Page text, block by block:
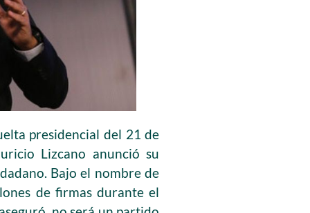
presidencial del 21 de
Lizcano anunció su
Bajo el nombre de
de firmas durante el